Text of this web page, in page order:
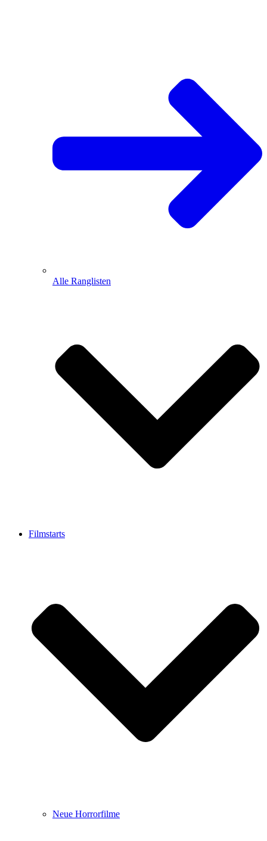
Alle Ranglisten
Filmstarts
Neue Horrorfilme